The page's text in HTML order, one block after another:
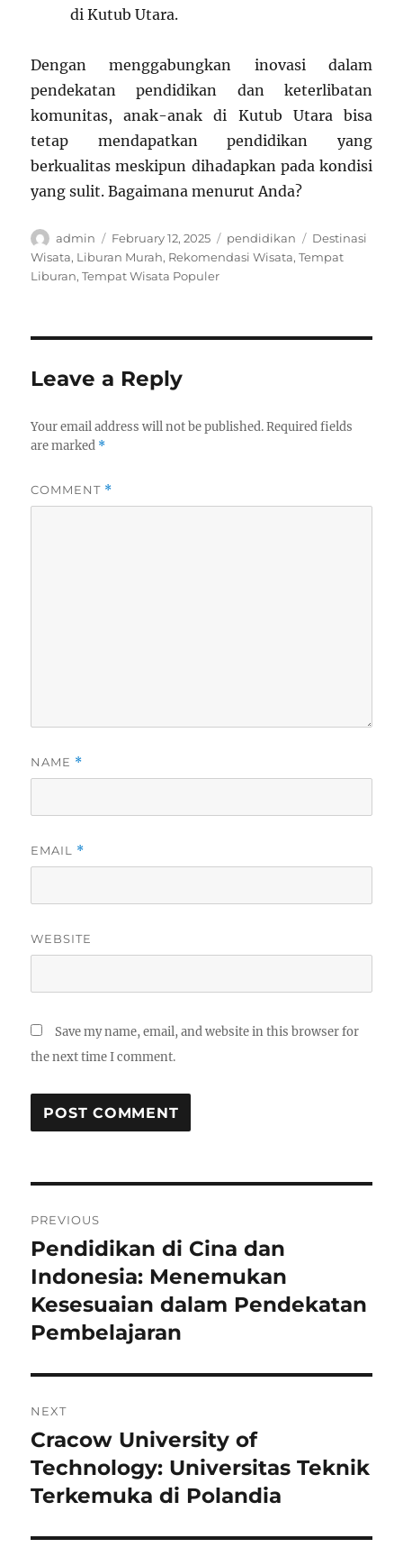
di Kutub Utara.
Dengan menggabungkan inovasi dalam
pendekatan pendidikan dan keterlibatan
komunitas, anak-anak di Kutub Utara bisa
tetap mendapatkan pendidikan yang
berkualitas meskipun dihadapkan pada kondisi
yang sulit. Bagaimana menurut Anda?
Author
admin
Posted
on
February 12, 2025 Categories
pendidikan Tags
Destinasi
Wisata, Liburan Murah, Rekomendasi Wisata,Tempat
Liburan,Tempat Wisata Populer
Leave a Reply
Your email address will not be published. Required fields
are marked *
COMMENT *
NAME *
EMAIL *
WEBSITE
Save my name, email, and website in this browser for
the next time I comment.
navigation
PREVIOUS
Previous
post:
Pendidikan di Cina dan
Indonesia: Menemukan
Kesesuaian dalam Pendekatan
Pembelajaran
NEXT
Next
post:
Cracow University of
Technology: Universitas Teknik
Terkemuka di Polandia